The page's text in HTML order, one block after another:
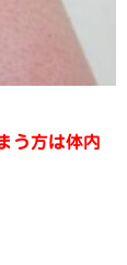
う方は体内